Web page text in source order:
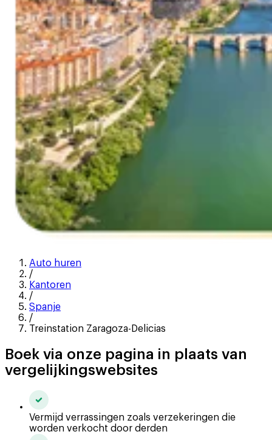
Auto huren
/
Kantoren
/
Spanje
/
Treinstation Zaragoza-Delicias
Boek via onze pagina in plaats van
vergelijkingswebsites
Vermijd verrassingen zoals verzekeringen die
worden verkocht door derden